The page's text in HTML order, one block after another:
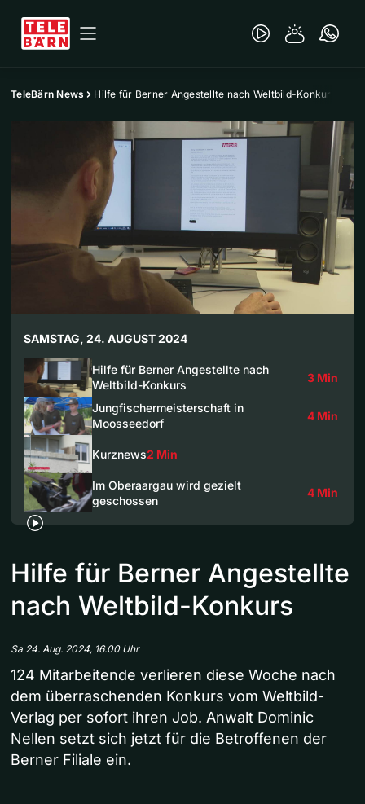
TeleBärn News Hilfe für Berner Angestellte nach Weltbild-Konkurs
SAMSTAG, 24. AUGUST 2024
Hilfe für Berner Angestellte nach
Weltbild-Konkurs
3 Min
Jungfischermeisterschaft in
Moosseedorf
4 Min
Kurznews2 Min
Im Oberaargau wird gezielt
geschossen
4 Min
Hilfe für Berner Angestellte
nach Weltbild-Konkurs
Sa 24. Aug. 2024, 16.00 Uhr
124 Mitarbeitende verlieren diese Woche nach
dem überraschenden Konkurs vom Weltbild-
Verlag per sofort ihren Job. Anwalt Dominic
Nellen setzt sich jetzt für die Betroffenen der
Berner Filiale ein.